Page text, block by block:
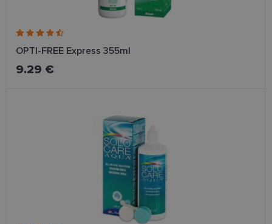
OPTI-FREE Express 355ml
9.29 €